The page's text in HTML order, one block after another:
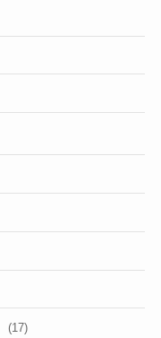
(17)